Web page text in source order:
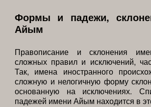
Формы и падежи,
Айым
Правописание и склонения
сложных правил и исключений,
Так, имена иностранного
сложную и нелогичную форму
основанную на исключениях.
падежей имени Айым находится в